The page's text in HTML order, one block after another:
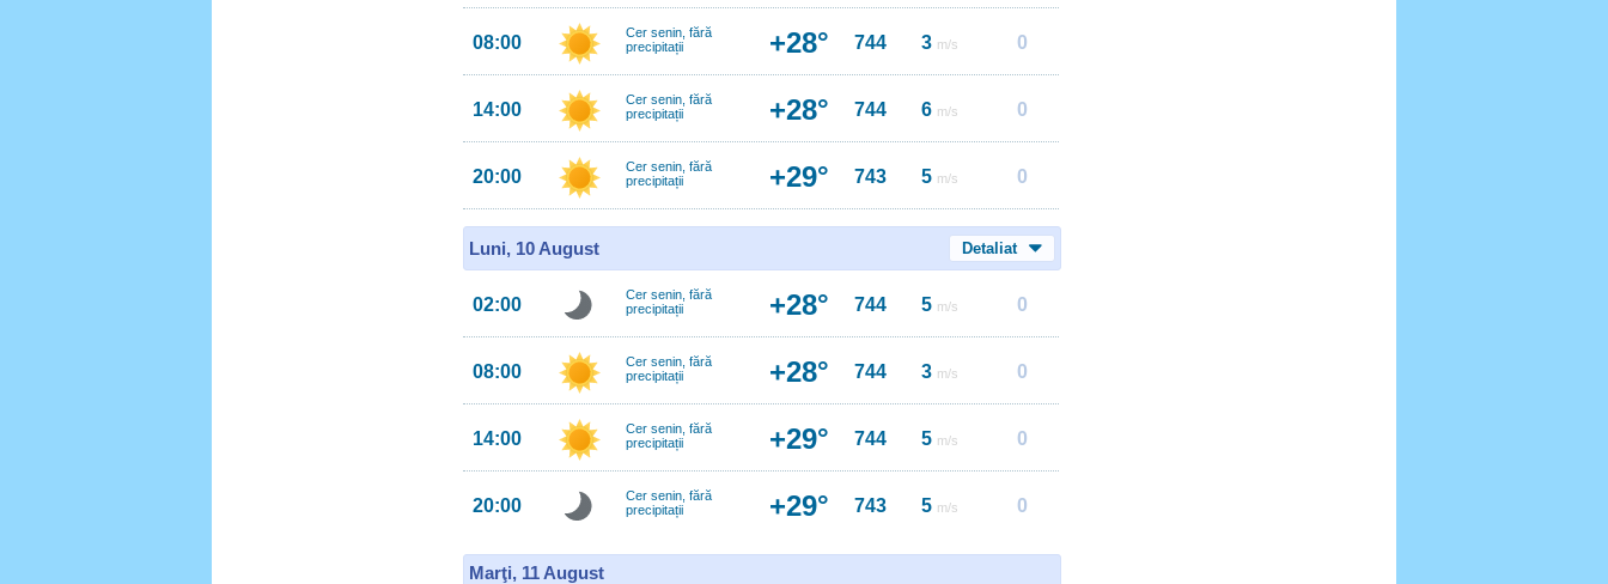
08:00
Cer senin, fără
precipitații
+28° 744 3 m/s 0
14:00
Cer senin, fără
precipitații
+28° 744 6 m/s 0
20:00
Cer senin, fără
precipitații
+29° 743 5 m/s 0
Luni, 10 August Detaliat
02:00
Cer senin, fără
precipitații
+28° 744 5 m/s 0
08:00
Cer senin, fără
precipitații
+28° 744 3 m/s 0
14:00
Cer senin, fără
precipitații
+29° 744 5 m/s 0
20:00
Cer senin, fără
precipitații
+29° 743 5 m/s 0
Marţi, 11 August